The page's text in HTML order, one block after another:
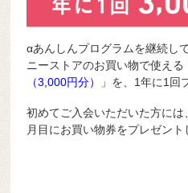
αあんしんプログラムを継続し
ニーストアのお買い物で使える
（3,000円分）
」を、1年に1回
初めてご入会いただいた方に
月目にお買い物券をプレゼント